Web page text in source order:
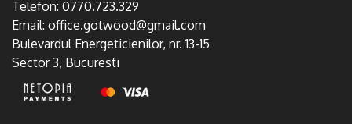
Telefon: 0770.723.329
Email: office.gotwood@gmail.com
Bulevardul Energeticienilor, nr. 13-15
Sector 3, Bucuresti